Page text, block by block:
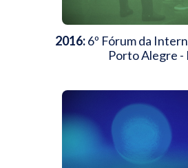
2016:6º Fórum da
Porto Alegre -